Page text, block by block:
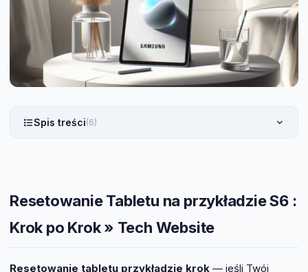
Spis treści(6)
Resetowanie Tabletu na przykładzie S6 :
Krok po Krok » Tech Website
Resetowanie tabletu przykładzie krok — jeśli Twój